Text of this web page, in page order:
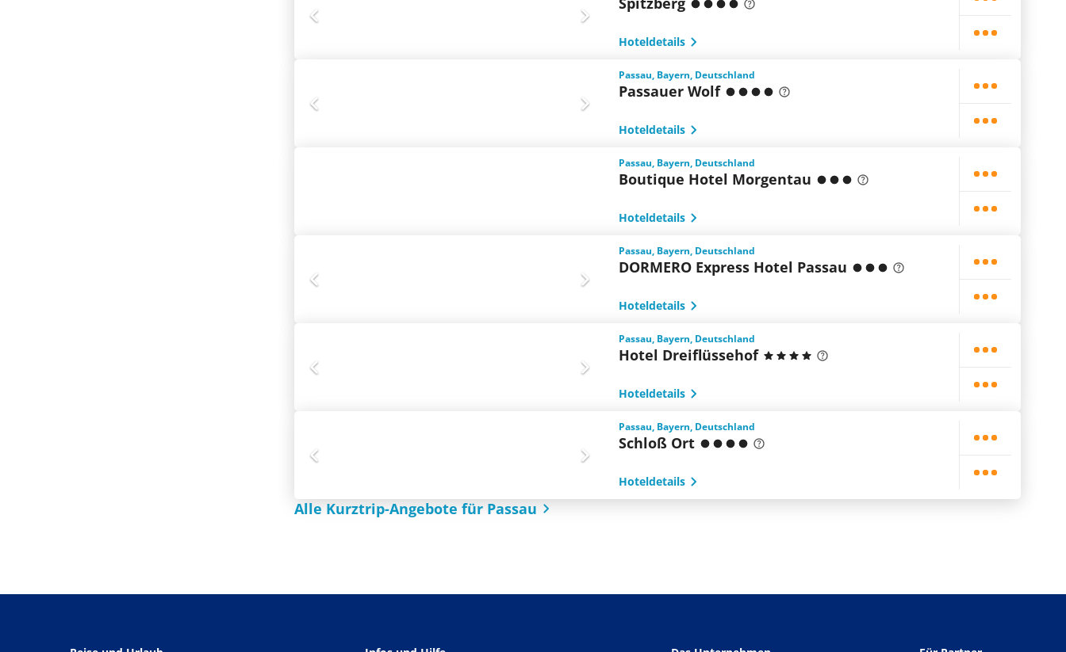
Hoteldetails
Passau, Bayern, Deutschland
Passauer Wolf
Hoteldetails
Passau, Bayern, Deutschland
Boutique Hotel Morgentau
Hoteldetails
Passau, Bayern, Deutschland
DORMERO Express Hotel Passau
Hoteldetails
Passau, Bayern, Deutschland
Hotel Dreiflüssehof
Hoteldetails
Passau, Bayern, Deutschland
Schloß Ort
Hoteldetails
Alle Kurztrip-Angebote für Passau